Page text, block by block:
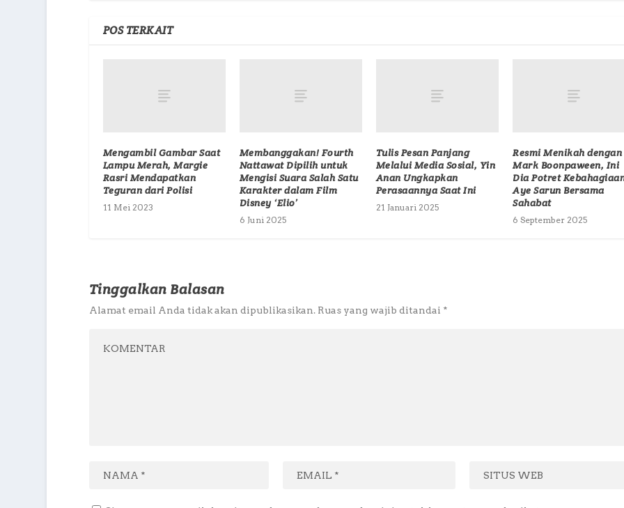
POS TERKAIT
Mengambil Gambar Saat
Lampu Merah, Margie
Rasri Mendapatkan
Teguran dari Polisi
11 Mei 2023
Membanggakan! Fourth
Nattawat Dipilih untuk
Mengisi Suara Salah Satu
Karakter dalam Film
Disney ‘Elio’
6 Juni 2025
Tulis Pesan Panjang
Melalui Media Sosial, Yin
Anan Ungkapkan
Perasaannya Saat Ini
21 Januari 2025
Resmi Menikah dengan
Mark Boonpaween, Ini
Dia Potret
Aye Sarun Bersama
Sahabat
6 September 2025
Tinggalkan Balasan
Alamat email Anda tidak akan dipublikasikan. Ruas yang wajib ditandai *